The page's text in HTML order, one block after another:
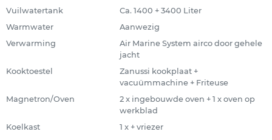
Vuilwatertank
Ca. 1400 + 3400 Liter
Warmwater
Aanwezig
Verwarming
Air Marine System airco door gehele
jacht
Kooktoestel
Zanussi kookplaat +
vacuümmachine + Friteuse
Magnetron/Oven
2 x ingebouwde oven + 1 x oven op
werkblad
Koelkast
1 x + vriezer